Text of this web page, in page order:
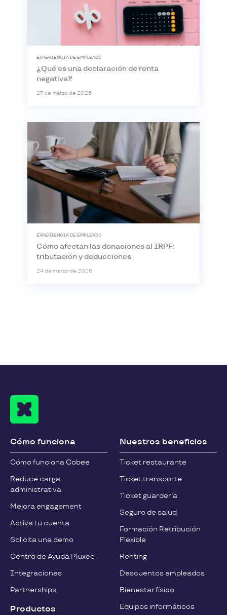
EXPERIENCIA DE EMPLEADO
¿Qué es una declaración de renta
negativa?
27 de marzo de 2026
EXPERIENCIA DE EMPLEADO
Cómo afectan las donaciones al IRPF:
tributación y deducciones
24 de marzo de 2026
Cómo funciona
Cómo funciona Cobee
Reduce carga
administrativa
Mejora engagement
Activa tu cuenta
Solicita una demo
Centro de Ayuda Pluxee
Integraciones
Partnerships
Productos
Nuestros beneficios
Ticket restaurante
Ticket transporte
Ticket guardería
Seguro de salud
Formación Retribución
Flexible
Renting
Descuentos empleados
Bienestar físico
Equipos informáticos